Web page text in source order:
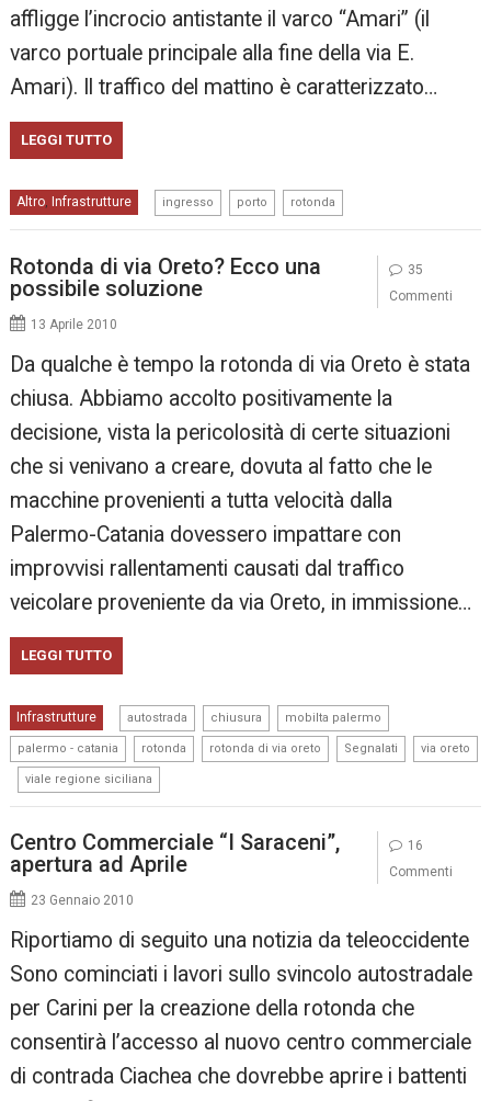
affligge l’incrocio antistante il varco “Amari” (il
varco portuale principale alla fine della via E.
Amari). Il traffico del mattino è caratterizzato…
LEGGI TUTTO
Altro, Infrastrutture ingresso porto rotonda
Rotonda di via Oreto? Ecco una
possibile soluzione
13 Aprile 2010
Da qualche è tempo la rotonda di via Oreto è stata
chiusa. Abbiamo accolto positivamente la
decisione, vista la pericolosità di certe situazioni
che si venivano a creare, dovuta al fatto che le
macchine provenienti a tutta velocità dalla
Palermo-Catania dovessero impattare con
improvvisi rallentamenti causati dal traffico
veicolare proveniente da via Oreto, in immissione…
LEGGI TUTTO
Infrastrutture autostrada chiusura mobilta palermo
palermo - catania rotonda rotonda di via oreto Segnalati via oreto
viale regione siciliana
35
Commenti
Centro Commerciale “I Saraceni”,
apertura ad Aprile
23 Gennaio 2010
Riportiamo di seguito una notizia da teleoccidente
Sono cominciati i lavori sullo svincolo autostradale
per Carini per la creazione della rotonda che
consentirà l’accesso al nuovo centro commerciale
di contrada Ciachea che dovrebbe aprire i battenti
16
Commenti